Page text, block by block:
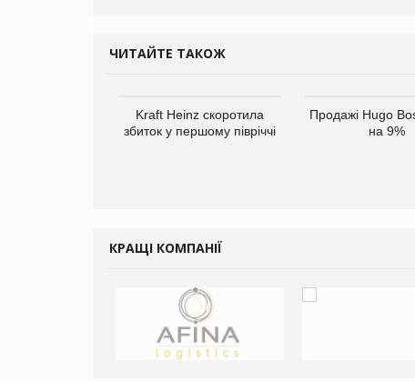
ЧИТАЙТЕ ТАКОЖ
Kraft Heinz скоротила
збиток у першому півріччі
Продажі Hugo
на 9%
КРАЩІ КОМПАНІЇ